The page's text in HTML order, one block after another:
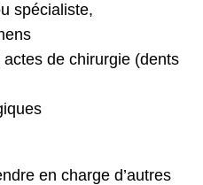
spécialiste,
de chirurgie (dents
en charge d’autres